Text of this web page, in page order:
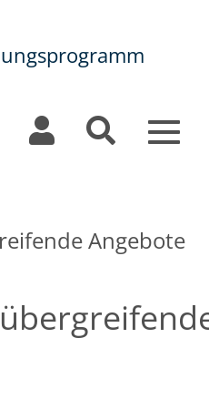
Toggle
Angebote